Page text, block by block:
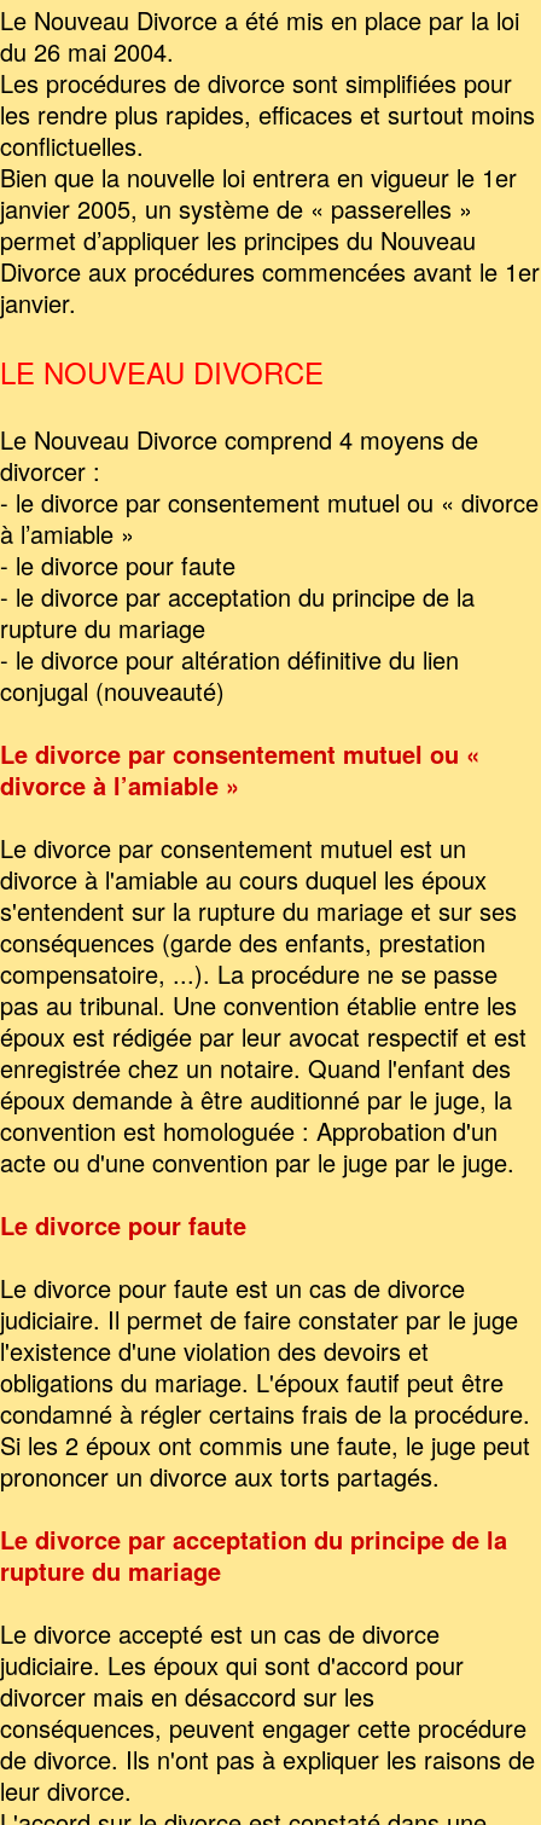
Le Nouveau Divorce a été mis en place par la loi
du 26 mai 2004.
Les procédures de divorce sont simplifiées pour
les rendre plus rapides, efficaces et surtout moins
conflictuelles.
Bien que la nouvelle loi entrera en vigueur le 1er
janvier 2005, un système de « passerelles »
permet d’appliquer les principes du Nouveau
Divorce aux procédures commencées avant le 1er
janvier.
LE NOUVEAU DIVORCE
Le Nouveau Divorce comprend 4 moyens de
divorcer :
- le divorce par consentement mutuel ou « divorce
à l’amiable »
- le divorce pour faute
- le divorce par acceptation du principe de la
rupture du mariage
- le divorce pour altération définitive du lien
conjugal (nouveauté)
Le divorce par consentement mutuel ou «
divorce à l’amiable »
Le divorce par consentement mutuel est un
divorce à l'amiable au cours duquel les époux
s'entendent sur la rupture du mariage et sur ses
conséquences (garde des enfants, prestation
compensatoire, ...). La procédure ne se passe
pas au tribunal. Une convention établie entre les
époux est rédigée par leur avocat respectif et est
enregistrée chez un notaire. Quand l'enfant des
époux demande à être auditionné par le juge, la
convention est homologuée : Approbation d'un
acte ou d'une convention par le juge par le juge.
Le divorce pour faute
Le divorce pour faute est un cas de divorce
judiciaire. Il permet de faire constater par le juge
l'existence d'une violation des devoirs et
obligations du mariage. L'époux fautif peut être
condamné à régler certains frais de la procédure.
Si les 2 époux ont commis une faute, le juge peut
prononcer un divorce aux torts partagés.
Le divorce par acceptation du principe de la
rupture du mariage
Le divorce accepté est un cas de divorce
judiciaire. Les époux qui sont d'accord pour
divorcer mais en désaccord sur les
conséquences, peuvent engager cette procédure
de divorce. Ils n'ont pas à expliquer les raisons de
leur divorce.